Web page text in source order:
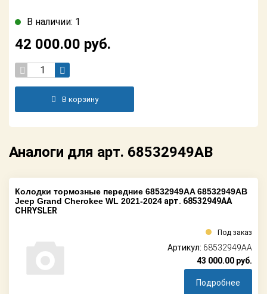
заказ
Контакты
В наличии: 1
42 000.00 руб.
В корзину
Аналоги для арт. 68532949AB
Колодки тормозные передние 68532949AA 68532949AB
Jeep Grand Cherokee WL 2021-2024 арт. 68532949AA
CHRYSLER
Под заказ
Артикул: 68532949AA
43 000.00 руб.
Подробнее